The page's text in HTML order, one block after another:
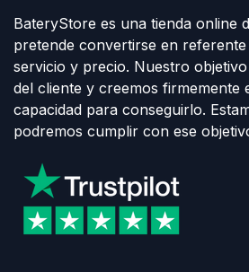
BateryStore es una tienda online
pretende convertirse en
servicio y precio. Nuestro
del cliente y creemos firmemente
capacidad para conseguirlo.
podremos cumplir con ese